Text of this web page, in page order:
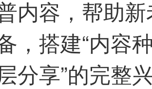
内容，帮助
，搭建“内
分享”的完整